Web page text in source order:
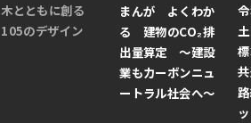
木とともに創る
105のデザイン
まんが よくわか
る 建物のCO₂排
出量算定 ～建設
業もカーボンニュ
ートラル社会へ～